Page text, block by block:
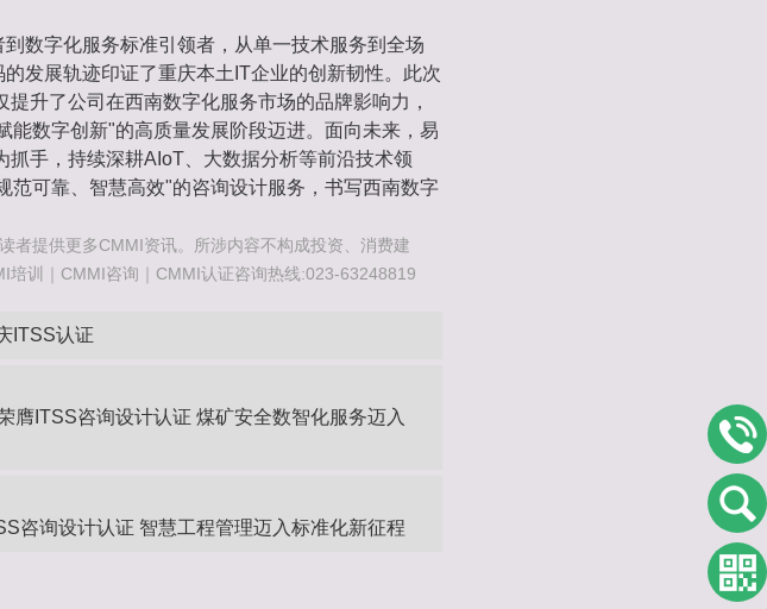
数字化服务标准引领者，从单一技术服务到全场
发展轨迹印证了重庆本土IT企业的创新韧性。此次
提升了公司在西南数字化服务市场的品牌影响力，
能数字创新"的高质量发展阶段迈进。面向未来，易
抓手，持续深耕AIoT、大数据分析等前沿技术领
范可靠、智慧高效"的咨询设计服务，书写西南数字
者提供更多CMMI资讯。所涉内容不构成投资、消费建
培训｜CMMI咨询｜CMMI认证咨询热线:023-63248819
ITSS认证
膺ITSS咨询设计认证 煤矿安全数智化服务迈入
咨询设计认证 智慧工程管理迈入标准化新征程